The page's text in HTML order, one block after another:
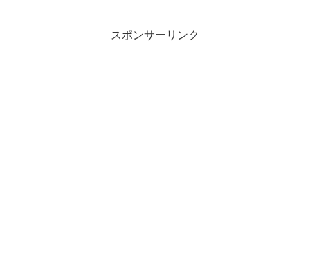
スポンサーリンク